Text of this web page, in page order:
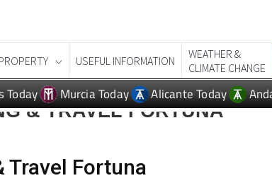
USEFUL INFORMATION
WEATHER &
CLIMATE CHANGE
Today Murcia Today Alicante Today
& TRAVEL FORTUNA
Travel Fortuna